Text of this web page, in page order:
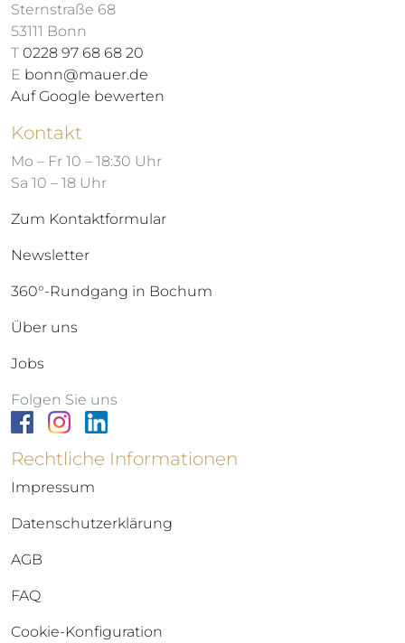
Sternstraße 68
53111 Bonn
T 0228 97 68 68 20
E bonn@mauer.de
Auf Google bewerten
Kontakt
Mo – Fr 10 – 18:30 Uhr
Sa 10 – 18 Uhr
Zum Kontaktformular
Newsletter
360°-Rundgang in Bochum
Über uns
Jobs
Folgen Sie uns
Rechtliche Informationen
Impressum
Datenschutzerklärung
AGB
FAQ
Cookie-Konfiguration